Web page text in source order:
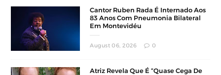
Cantor Ruben Rada É Internado Aos
83 Anos Com Pneumonia Bilateral
Em Montevidéu
August 06, 2026 0
Atriz Revela Que É “Quase Cega De